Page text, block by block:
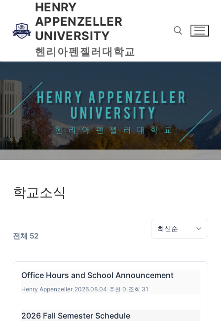
HENRY
APPENZELLER
UNIVERSITY
헨리아펜젤러대학교
학교소식
전체 52
Office Hours and School Announcement
Henry Appenzeller 2026.08.04 추천 0 조회 31
2026 Fall Semester Schedule